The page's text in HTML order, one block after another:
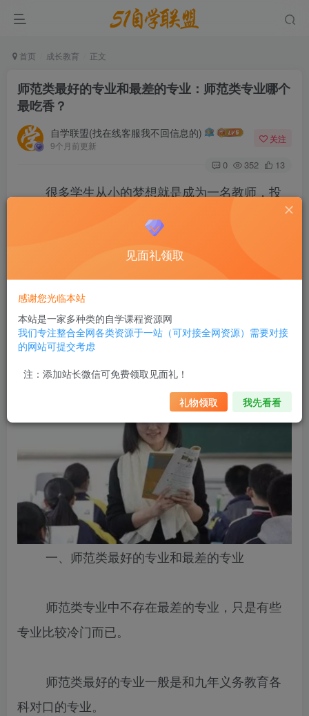
首页 成长教育 正文
师范类最好的专业和最差的专业：师范类专业哪个
最吃香？
自学联盟(找在线客服我不回信息的)
9个月前更新
关注
0 352 13
很多学生从小的梦想就是成为一名教师，投
身教育事业，培育祖国的“花朵”，所以师范类专业
一直是很热门的专业，每年都有不少的考生选择。
那么，师范类最好的专业和最差的专业有哪些？师
范类专业哪个最吃香？本期考百分网站小编就来解
答这些问题。
师范类最好的专业和最差的专业：师范类专业哪个最吃香？
一、师范类最好的专业和最差的专业
师范类专业中不存在最差的专业，只是有些
专业比较冷门而已。
师范类最好的专业一般是和九年义务教育各
科对口的专业。
见面礼领取
感谢您光临本站
本站是一家多种类的自学课程资源网
我们专注整合全网各类资源于一站（可对接全网资源）需要对接
的网站可提交考虑
注：添加站长微信可免费领取见面礼！
礼物领取 我先看看